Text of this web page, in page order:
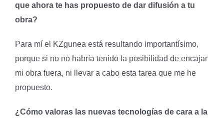
que ahora te has propuesto de dar difusión a tu
obra?
Para mí el KZgunea está resultando importantísimo,
porque si no no habría tenido la posibilidad de encajar
mi obra fuera, ni llevar a cabo esta tarea que me he
propuesto.
¿Cómo valoras las nuevas tecnologías de cara a la